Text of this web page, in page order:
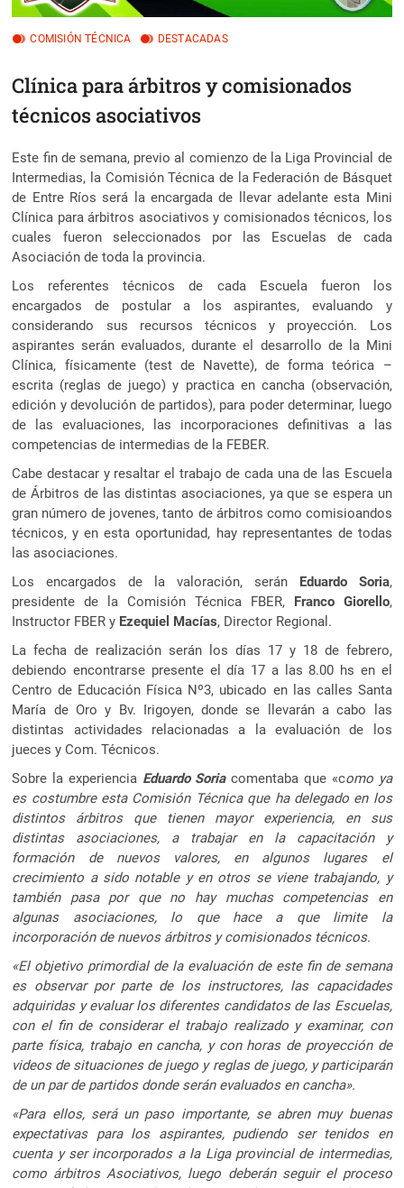
COMISIÓN TÉCNICA DESTACADAS
Clínica para árbitros y comisionados
técnicos asociativos
Este fin de semana, previo al comienzo de la Liga Provincial de
Intermedias, la Comisión Técnica de la Federación de Básquet
de Entre Ríos será la encargada de llevar adelante esta Mini
Clínica para árbitros asociativos y comisionados técnicos, los
cuales fueron seleccionados por las Escuelas de cada
Asociación de toda la provincia.
Los referentes técnicos de cada Escuela fueron los
encargados de postular a los aspirantes, evaluando y
considerando sus recursos técnicos y proyección. Los
aspirantes serán evaluados, durante el desarrollo de la Mini
Clínica, físicamente (test de Navette), de forma teórica –
escrita (reglas de juego) y practica en cancha (observación,
edición y devolución de partidos), para poder determinar, luego
de las evaluaciones, las incorporaciones definitivas a las
competencias de intermedias de la FEBER.
Cabe destacar y resaltar el trabajo de cada una de las Escuela
de Árbitros de las distintas asociaciones, ya que se espera un
gran número de jovenes, tanto de árbitros como comisioandos
técnicos, y en esta oportunidad, hay representantes de todas
las asociaciones.
Los encargados de la valoración, serán Eduardo Soria,
presidente de la Comisión Técnica FBER, Franco Giorello,
Instructor FBER y Ezequiel Macías, Director Regional.
La fecha de realización serán los días 17 y 18 de febrero,
debiendo encontrarse presente el día 17 a las 8.00 hs en el
Centro de Educación Física Nº3, ubicado en las calles Santa
María de Oro y Bv. Irigoyen, donde se llevarán a cabo las
distintas actividades relacionadas a la evaluación de los
jueces y Com. Técnicos.
Sobre la experiencia Eduardo Soriacomentaba que «como ya
es costumbre esta Comisión Técnica que ha delegado en los
distintos árbitros que tienen mayor experiencia, en sus
distintas asociaciones, a trabajar en la capacitación y
formación de nuevos valores, en algunos lugares el
crecimiento a sido notable y en otros se viene trabajando, y
también pasa por que no hay muchas competencias en
algunas asociaciones, lo que hace a que limite la
incorporación de nuevos árbitros y comisionados técnicos.
«El objetivo primordial de la evaluación de este fin de semana
es observar por parte de los instructores, las capacidades
adquiridas y evaluar los diferentes candidatos de las Escuelas,
con el fin de considerar el trabajo realizado y examinar, con
parte física, trabajo en cancha, y con horas de proyección de
videos de situaciones de juego y reglas de juego, y participarán
de un par de partidos donde serán evaluados en cancha».
«Para ellos, será un paso importante, se abren muy buenas
expectativas para los aspirantes, pudiendo ser tenidos en
cuenta y ser incorporados a la Liga provincial de intermedias,
como árbitros Asociativos, luego deberán seguir el proceso